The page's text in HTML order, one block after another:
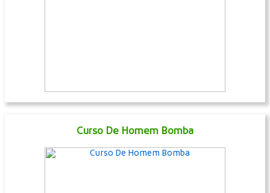
Curso De Homem Bomba